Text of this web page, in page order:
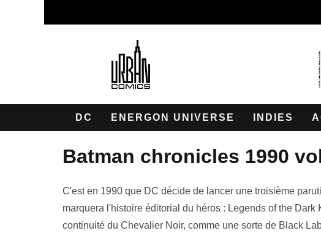
DC ENERGON UNIVERSE INDIES
batman chronicles 1990
C'est en 1990 que DC décide de lancer une troisième
marquera l'histoire éditorial du héros : Legends of the
continuité du Chevalier Noir, comme une sorte de Black